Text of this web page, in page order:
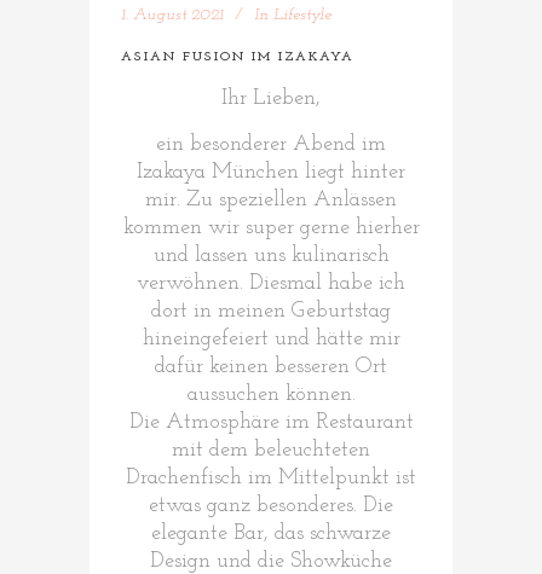
1. August 2021 In Lifestyle
ASIAN FUSION IM IZAKAYA
Ihr Lieben,
ein besonderer Abend im
Izakaya München liegt hinter
mir. Zu speziellen Anlässen
kommen wir super gerne hierher
und lassen uns kulinarisch
verwöhnen. Diesmal habe ich
dort in meinen Geburtstag
hineingefeiert und hätte mir
dafür keinen besseren Ort
aussuchen können.
Die Atmosphäre im Restaurant
mit dem beleuchteten
Drachenfisch im Mittelpunkt ist
etwas ganz besonderes. Die
elegante Bar, das schwarze
Design und die Showküche